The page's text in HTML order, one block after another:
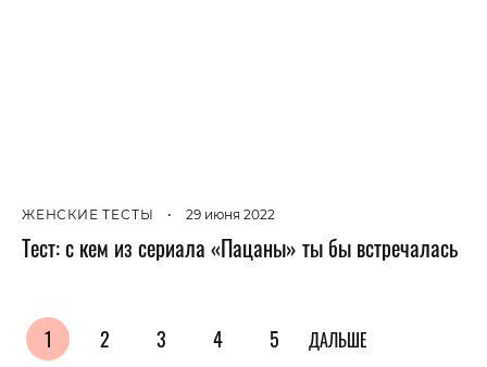
ЖЕНСКИЕ ТЕСТЫ • 29 июня 2022
Тест: с кем из сериала «Пацаны» ты бы встречалась
1 2 3 4 5 ДАЛЬШЕ